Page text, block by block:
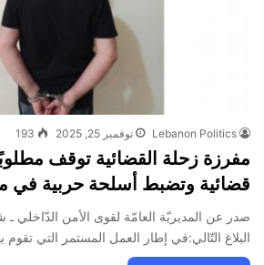
Lebanon Politics نوفمبر 25, 2025 193
قضائية وتضبط أسلحة حربية في
صدر عن المديريّة العامّة لقوى الأمن الدّاخلي ـ
البلاغ التّالي:في إطار العمل المستمر التي